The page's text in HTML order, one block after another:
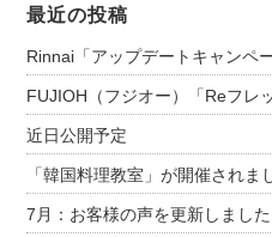
最近の投稿
Rinnai「アップデートキャンペ
FUJIOH（フジオー）「Reフレ
近日公開予定
「韓国料理教室」が開催されま
7月：お客様の声を更新しまし